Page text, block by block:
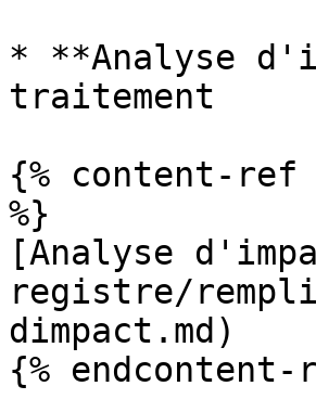
* **Analyse
traitement
{% content-ref
%}
[Analyse
registre/
dimpact.md)
{% endcontent-